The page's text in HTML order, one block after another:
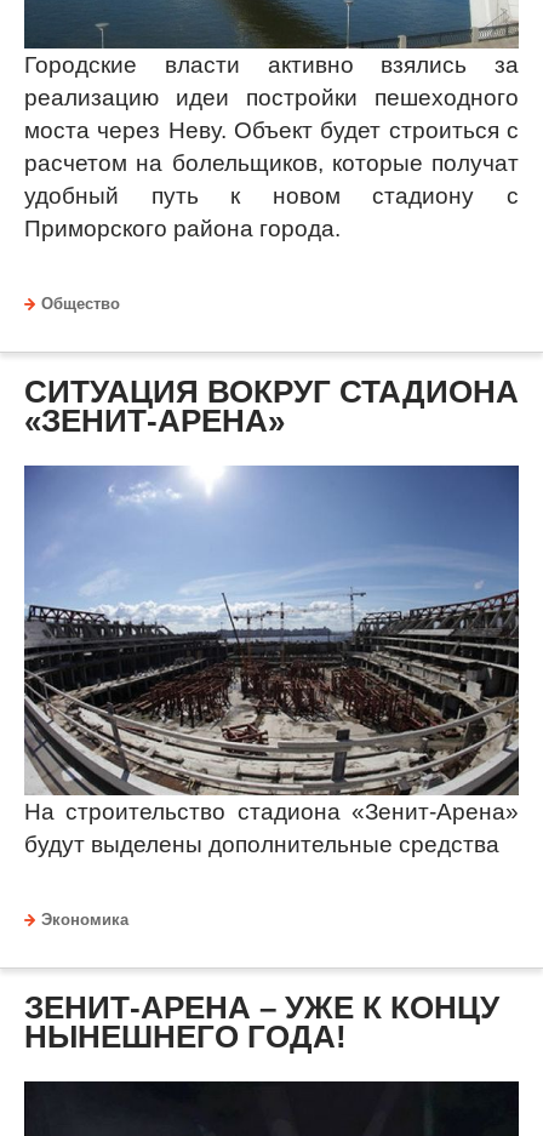
Городские власти активно взялись за
реализацию идеи постройки пешеходного
моста через Неву. Объект будет строиться с
расчетом на болельщиков, которые получат
удобный путь к новом стадиону с
Приморского района города.
Общество
СИТУАЦИЯ ВОКРУГ СТАДИОНА
«ЗЕНИТ-АРЕНА»
На строительство стадиона «Зенит-Арена»
будут выделены дополнительные средства
Экономика
ЗЕНИТ-АРЕНА – УЖЕ К КОНЦУ
НЫНЕШНЕГО ГОДА!